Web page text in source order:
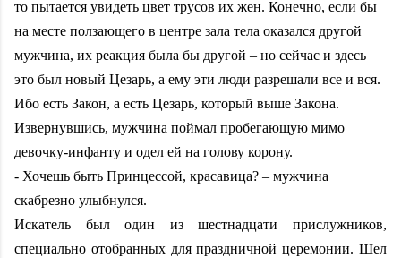
то пытается увидеть цвет трусов их жен. Конечно, если бы
на месте ползающего в центре зала тела оказался другой
мужчина, их реакция была бы другой – но сейчас и здесь
это был новый Цезарь, а ему эти люди разрешали все и вся.
Ибо есть Закон, а есть Цезарь, который выше Закона.
Извернувшись, мужчина поймал пробегающую мимо
девочку-инфанту и одел ей на голову корону.
- Хочешь быть Принцессой, красавица? – мужчина
скабрезно улыбнулся.
Искатель был один из шестнадцати прислужников,
специально отобранных для праздничной церемонии. Шел